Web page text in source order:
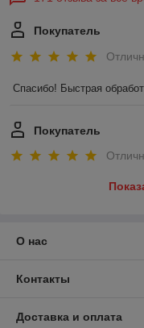
Покупатель
Спасибо! Быстрая
Покупатель
О нас
Контакты
Доставка и оплата